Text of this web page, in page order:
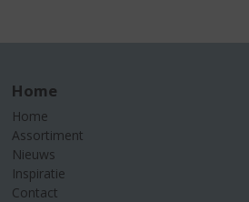
Home
Home
Assortiment
Nieuws
Inspiratie
Contact